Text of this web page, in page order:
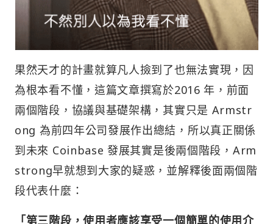
果然天才的計畫就算凡人撿到了也無法實現，因
為根本看不懂，這篇文章撰寫於2016 年，前面
兩個階段，協議與基礎架構，其實只是 Armstr
ong 為前四年公司發展作出總結，所以真正關係
到未來 Coinbase 發展其實是後兩個階段，Arm
strong早就想到大家的疑惑，並解釋後面兩個階
段代表什麼：
「第三階段，使用者應該享受一個簡單的使用介